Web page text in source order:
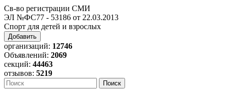
Св-во регистрации СМИ
ЭЛ №ФС77 - 53186 от 22.03.2013
Спорт для детей и взрослых
Добавить
организаций: 12746
Объявлений: 2069
секций: 44463
отзывов: 5219